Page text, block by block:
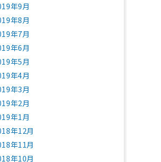
年9月
年8月
年7月
年6月
年5月
年4月
年3月
年2月
年1月
年12月
年11月
年10月